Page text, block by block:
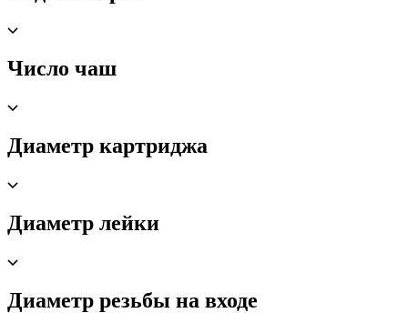
Число чаш
Диаметр картриджа
Диаметр лейки
Диаметр резьбы на входе